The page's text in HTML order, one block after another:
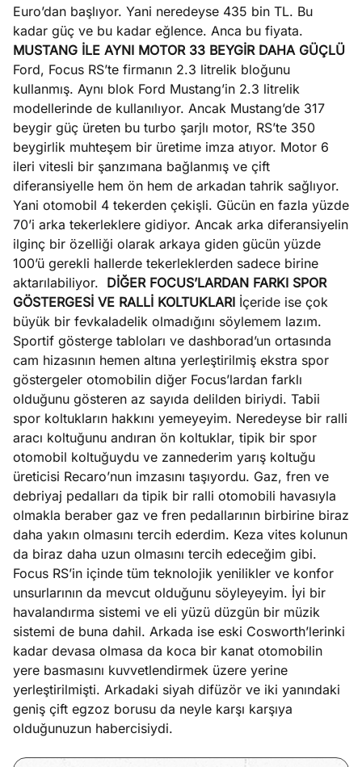
Euro’dan başlıyor. Yani neredeyse 435 bin TL. Bu
kadar güç ve bu kadar eğlence. Anca bu fiyata.
MUSTANG İLE AYNI MOTOR 33 BEYGİR DAHA GÜÇLÜ
Ford, Focus RS’te firmanın 2.3 litrelik bloğunu
kullanmış. Aynı blok Ford Mustang’in 2.3 litrelik
modellerinde de kullanılıyor. Ancak Mustang’de 317
beygir güç üreten bu turbo şarjlı motor, RS’te 350
beygirlik muhteşem bir üretime imza atıyor. Motor 6
ileri vitesli bir şanzımana bağlanmış ve çift
diferansiyelle hem ön hem de arkadan tahrik sağlıyor.
Yani otomobil 4 tekerden çekişli. Gücün en fazla yüzde
70’i arka tekerleklere gidiyor. Ancak arka diferansiyelin
ilginç bir özelliği olarak arkaya giden gücün yüzde
100’ü gerekli hallerde tekerleklerden sadece birine
aktarılabiliyor. DİĞER FOCUS’LARDAN FARKI SPOR
GÖSTERGESİ VE RALLİ KOLTUKLARI İçeride ise çok
büyük bir fevkaladelik olmadığını söylemem lazım.
Sportif gösterge tabloları ve dashborad’un ortasında
cam hizasının hemen altına yerleştirilmiş ekstra spor
göstergeler otomobilin diğer Focus’lardan farklı
olduğunu gösteren az sayıda delilden biriydi. Tabii
spor koltukların hakkını yemeyeyim. Neredeyse bir ralli
aracı koltuğunu andıran ön koltuklar, tipik bir spor
otomobil koltuğuydu ve zannederim yarış koltuğu
üreticisi Recaro’nun imzasını taşıyordu. Gaz, fren ve
debriyaj pedalları da tipik bir ralli otomobili havasıyla
olmakla beraber gaz ve fren pedallarının birbirine biraz
daha yakın olmasını tercih ederdim. Keza vites kolunun
da biraz daha uzun olmasını tercih edeceğim gibi.
Focus RS’in içinde tüm teknolojik yenilikler ve konfor
unsurlarının da mevcut olduğunu söyleyeyim. İyi bir
havalandırma sistemi ve eli yüzü düzgün bir müzik
sistemi de buna dahil. Arkada ise eski Cosworth’lerinki
kadar devasa olmasa da koca bir kanat otomobilin
yere basmasını kuvvetlendirmek üzere yerine
yerleştirilmişti. Arkadaki siyah difüzör ve iki yanındaki
geniş çift egzoz borusu da neyle karşı karşıya
olduğunuzun habercisiydi.